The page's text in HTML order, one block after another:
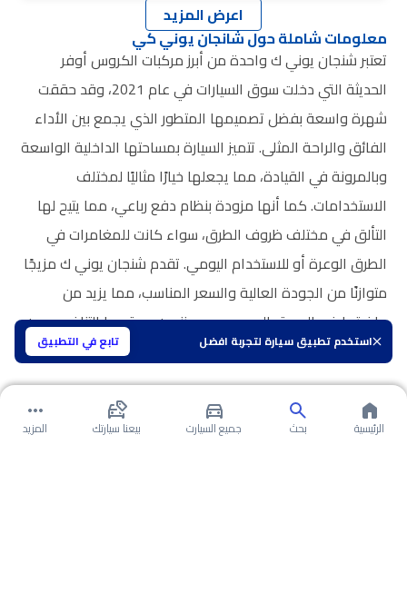
استخدم تطبيق سيارة لتجربة افضل تابع في التطبيق
اعرض المزيد
معلومات شاملة حول شانجان يوني كي
تعتبر شنجان يوني ك واحدة من أبرز مركبات الكروس أوفر
الحديثة التي دخلت سوق السيارات في عام 2021، وقد حققت
شهرة واسعة بفضل تصميمها المتطور الذي يجمع بين الأداء
الفائق والراحة المثلى. تتميز السيارة بمساحتها الداخلية الواسعة
وبالمرونة في القيادة، مما يجعلها خيارًا مثاليًا لمختلف
الاستخدامات. كما أنها مزودة بنظام دفع رباعي، مما يتيح لها
التألق في مختلف ظروف الطرق، سواء كانت للمغامرات في
الطرق الوعرة أو للاستخدام اليومي. تقدم شنجان يوني ك مزيجًا
متوازنًا من الجودة العالية والسعر المناسب، مما يزيد من
جاذبيتها في السوق السعودي ويعزز من موقعها التنافسي بين
مثيلاتها.
الرئيسية بحث جميع السيارت بيعنا سيارتك المزيد